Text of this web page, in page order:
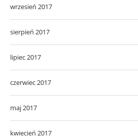
wrzesień 2017
sierpień 2017
lipiec 2017
czerwiec 2017
maj 2017
kwiecień 2017